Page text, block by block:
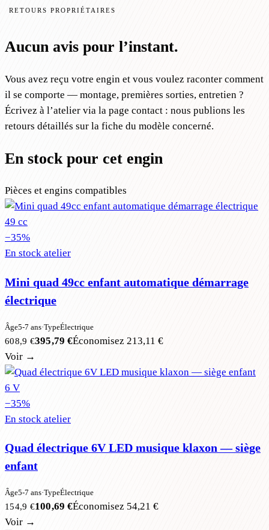
RETOURS PROPRIÉTAIRES
Aucun avis pour l’instant.
Vous avez reçu votre engin et vous voulez raconter comment
il se comporte — montage, premières sorties, entretien ?
Écrivez à l’atelier via la page contact : nous publions les
retours détaillés sur la fiche du modèle concerné.
En stock pour cet engin
Pièces et engins compatibles
49 cc
−35%
En stock atelier
Mini quad 49cc enfant automatique démarrage
électrique
Âge5-7 ans·TypeÉlectrique
608,9 €395,79 €Économisez 213,11 €
Voir →
6 V
−35%
En stock atelier
Quad électrique 6V LED musique klaxon — siège
enfant
Âge5-7 ans·TypeÉlectrique
154,9 €100,69 €Économisez 54,21 €
Voir →